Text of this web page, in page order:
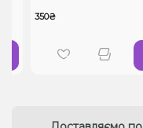
350₴